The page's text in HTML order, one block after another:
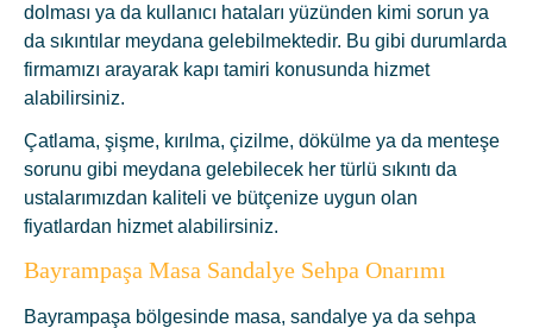
dolması ya da kullanıcı hataları yüzünden kimi sorun ya
da sıkıntılar meydana gelebilmektedir. Bu gibi durumlarda
firmamızı arayarak kapı tamiri konusunda hizmet
alabilirsiniz.
Çatlama, şişme, kırılma, çizilme, dökülme ya da menteşe
sorunu gibi meydana gelebilecek her türlü sıkıntı da
ustalarımızdan kaliteli ve bütçenize uygun olan
fiyatlardan hizmet alabilirsiniz.
Bayrampaşa Masa Sandalye Sehpa Onarımı
Bayrampaşa bölgesinde masa, sandalye ya da sehpa